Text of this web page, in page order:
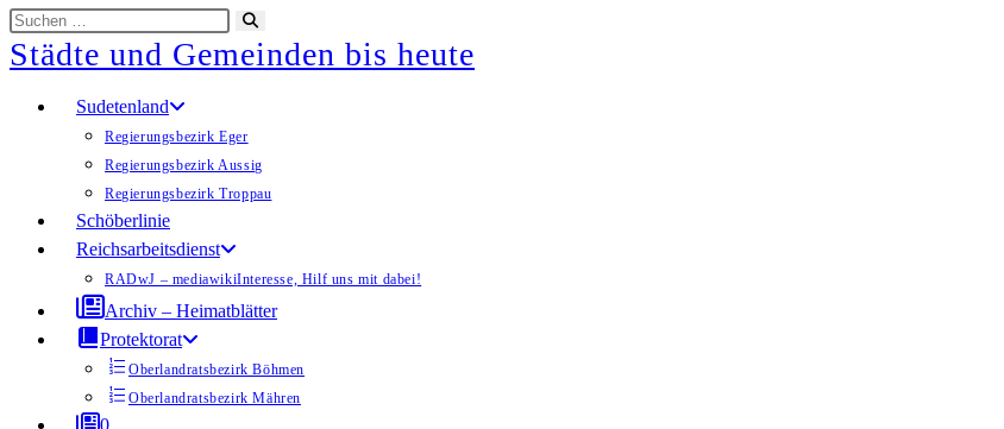
Diese
Website
durchsuchen
starten
Städte und Gemeinden bis heute
Sudetenland
Regierungsbezirk Eger
Regierungsbezirk Aussig
Regierungsbezirk Troppau
Schöberlinie
Reichsarbeitsdienst
RADwJ – mediawikiInteresse, Hilf uns mit dabei!
Archiv – Heimatblätter
Protektorat
Oberlandratsbezirk Böhmen
Oberlandratsbezirk Mähren
0